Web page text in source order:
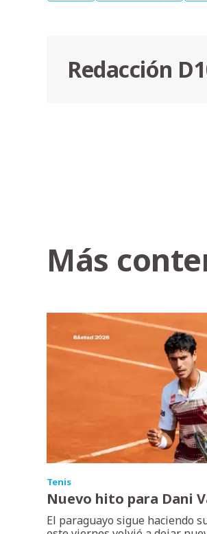
Redacción
Más
Tenis
Nuevo hito para Dani
El paraguayo sigue haciendo